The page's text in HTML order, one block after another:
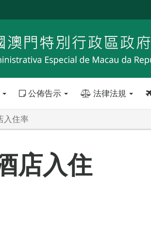
公佈告示 法律法規
入住率
店入住